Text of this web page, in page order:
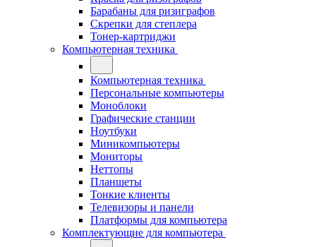
Барабаны для ризиграфов
Скрепки для степлера
Тонер-картриджи
Компьютерная техника
Компьютерная техника
Персональные компьютеры
Моноблоки
Графические станции
Ноутбуки
Миникомпьютеры
Мониторы
Неттопы
Планшеты
Тонкие клиенты
Телевизоры и панели
Платформы для компьютера
Комплектующие для компьютера